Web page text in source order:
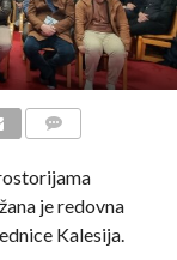
je redovna
Kalesija.